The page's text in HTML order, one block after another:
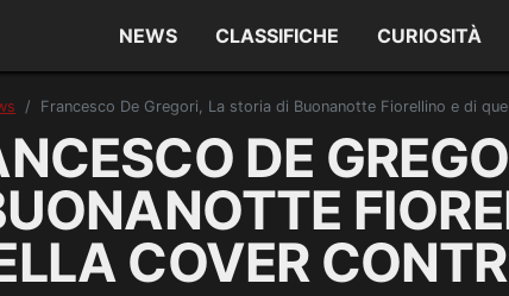
NEWS CLASSIFICHE CURIOSITÀ
Francesco De Gregori, La storia di Buonanotte Fiorellino e di
DE
COVER